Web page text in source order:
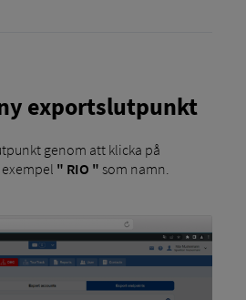
exportslutpunkt
genom att klicka på
" RIO " som namn.